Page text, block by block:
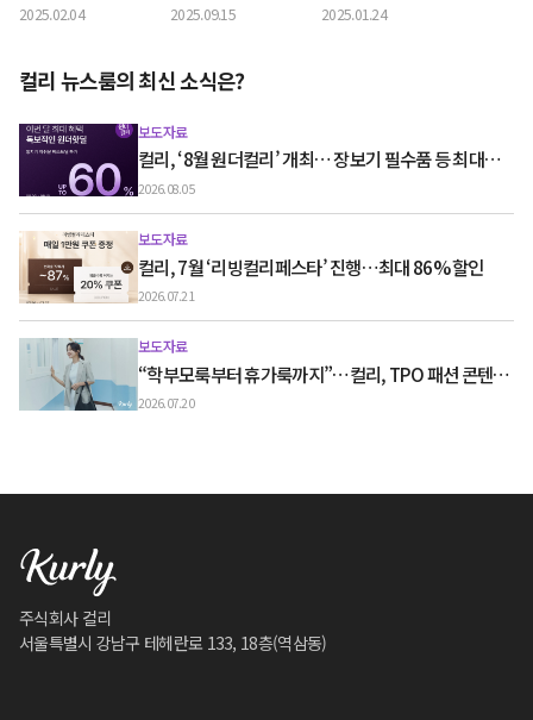
2025.02.04 2025.09.15
전 개최
2025.01.24
컬리 뉴스룸의 최신 소식은?
보도자료
컬리, ‘8월 원더컬리’ 개최… 장보기 필수품 등 최대
60% 할인
2026.08.05
보도자료
컬리, 7월 ‘리빙컬리페스타’ 진행…최대 86% 할인
2026.07.21
보도자료
“학부모룩부터 휴가룩까지”…컬리, TPO 패션 콘텐츠
‘스타일노트’ 흥행
2026.07.20
주식회사 컬리
서울특별시 강남구 테헤란로 133, 18층(역삼동)